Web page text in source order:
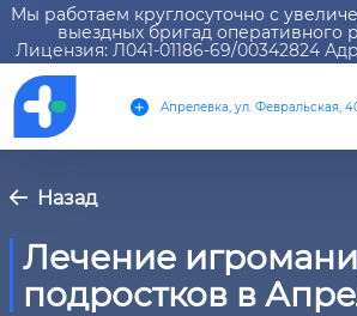
Мы работаем круглосуточно с
выездных бригад оперативного
Лицензия: Л041-01186-69/00342824
Апрелевка, ул. Февральская,
Назад
Лечение
подростков в